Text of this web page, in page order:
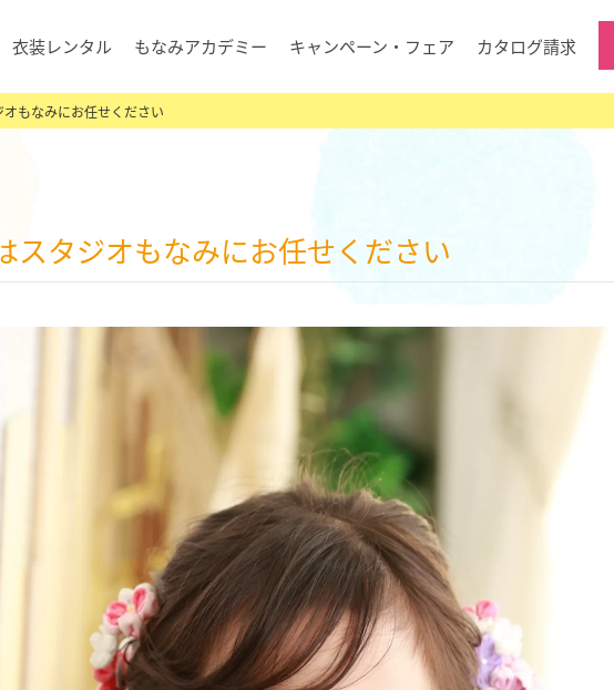
衣装レンタル もなみアカデミー キャンペーン・フェア カタログ請求
もなみにお任せください
スタジオもなみにお任せください